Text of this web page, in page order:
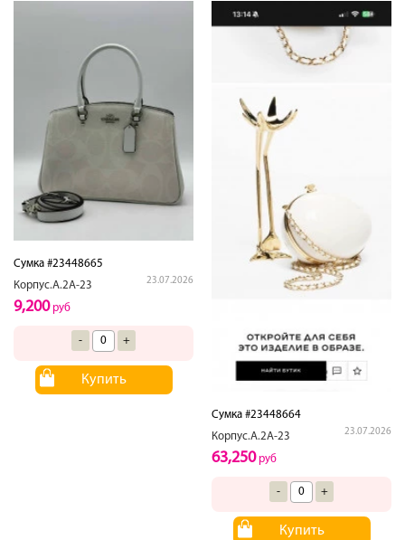
Сумка #23448665
Корпус.А.2А-23
23.07.2026
9,200руб
- +
Купить
Сумка #23448664
Корпус.А.2А-23
23.07.2026
63,250руб
- +
Купить